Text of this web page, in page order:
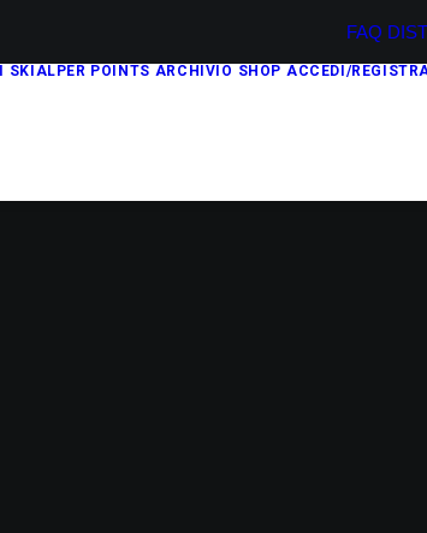
FAQ
SKIALPER POINTS ARCHIVIO SHOP ACCEDI/